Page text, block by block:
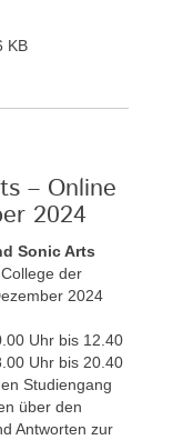
KB
– Online
2024
Sonic Arts
der
2024
Uhr bis 12.40
Uhr bis 20.40
Studiengang
über den
Antworten zur